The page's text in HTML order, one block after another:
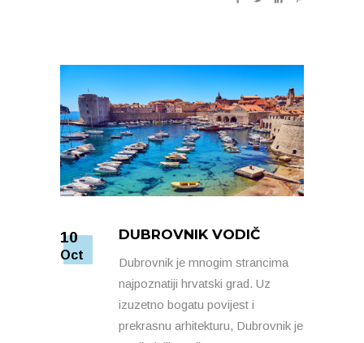
10
Oct
DUBROVNIK VODIČ
Dubrovnik je mnogim strancima
najpoznatiji hrvatski grad. Uz
izuzetno bogatu povijest i
prekrasnu arhitekturu, Dubrovnik je